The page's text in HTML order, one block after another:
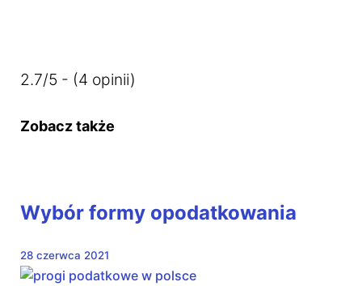
2.7/5 - (4 opinii)
Zobacz także
Wybór formy opodatkowania
28 czerwca 2021